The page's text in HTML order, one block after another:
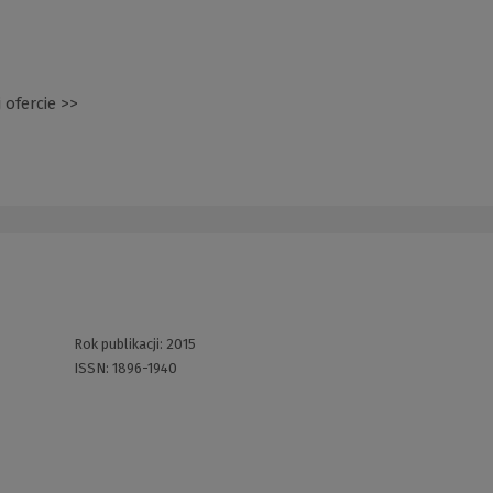
>>
Rok publikacji: 2015
ISSN: 1896-1940